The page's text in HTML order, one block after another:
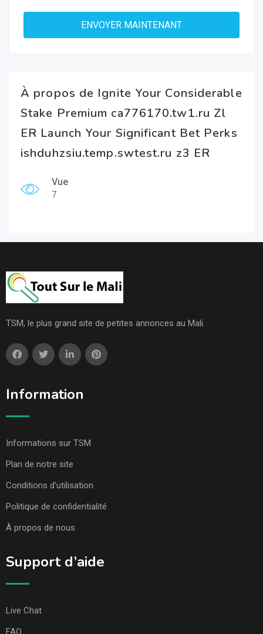
À propos de Ignite Your Considerable
Stake Premium ca776170.tw1.ru Zl
ER Launch Your Significant Bet Perks
ishduhzsiu.temp.swtest.ru z3 ER
Vue
7
TSM, le plus grand site de petites annonces au Mali.
Information
Informations sur TSM
Plan de notre site
Conditions d’utilisation
Politique de confidentialité
À propos de nous
Support d’aide
Live Chat
FAQ